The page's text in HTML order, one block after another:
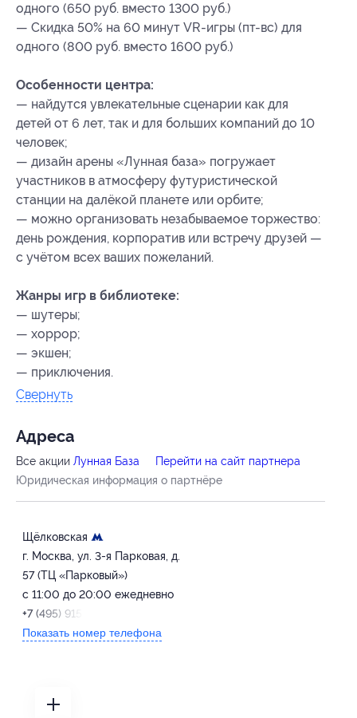
одного (650 руб. вместо 1300 руб.)
— Скидка 50% на 60 минут VR-игры (пт-вс) для
одного (800 руб. вместо 1600 руб.)
Особенности центра:
— найдутся увлекательные сценарии как для
детей от 6 лет, так и для больших компаний до 10
человек;
— дизайн арены «Лунная база» погружает
участников в атмосферу футуристической
станции на далёкой планете или орбите;
— можно организовать незабываемое торжество:
день рождения, корпоратив или встречу друзей —
с учётом всех ваших пожеланий.
Жанры игр в библиотеке:
— шутеры;
— хоррор;
— экшен;
— приключения.
Свернуть
Адресa
Все акции Лунная База
Перейти на сайт партнера
Юридическая информация о партнёре
Щёлковская
г. Москва, ул. 3-я Парковая, д.
57 (ТЦ «Парковый»)
с 11:00 до 20:00 ежедневно
+7 (495) 915-91-99
Показать номер телефона